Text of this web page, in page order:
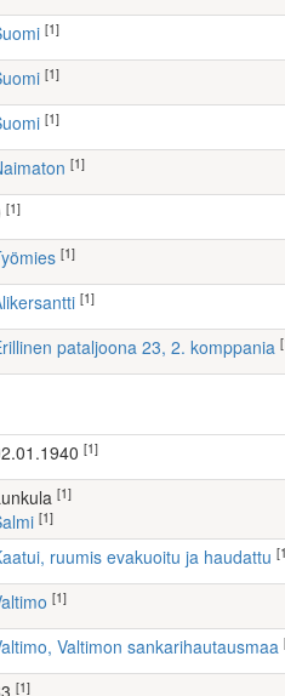
Suomi [1]
Suomi [1]
Suomi [1]
Naimaton [1]
[1]
työmies [1]
Alikersantti [1]
Erillinen pataljoona 23, 2. komppania
02.01.1940 [1]
Lunkula [1]
Salmi [1]
Kaatui, ruumis evakuoitu ja haudattu
Valtimo [1]
Valtimo, Valtimon sankarihautausmaa
63 [1]